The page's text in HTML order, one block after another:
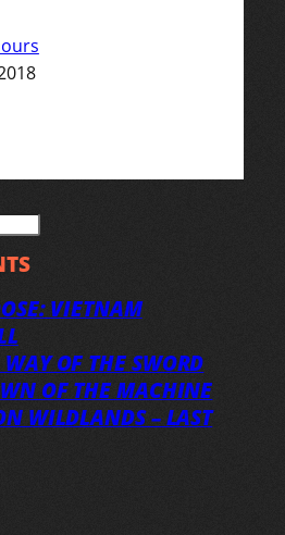
VIETNAM
OF THE SWORD
OF THE MACHINE
WILDLANDS – LAST